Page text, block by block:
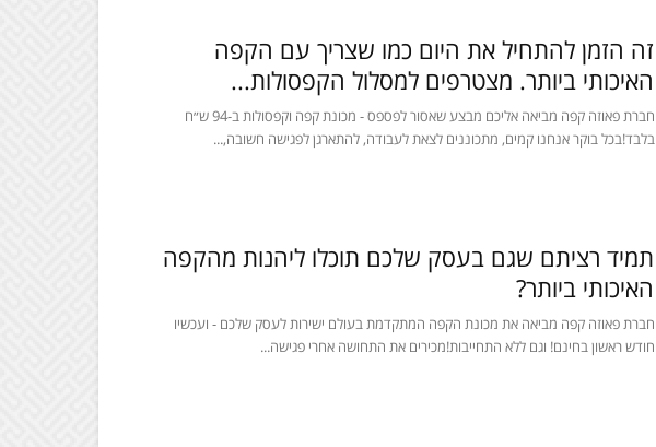
זה הזמן להתחיל את היום כמו שצריך עם הקפה
האיכותי ביותר. מצטרפים למסלול הקפסולות...
חברת פאוזה קפה מביאה אליכם מבצע שאסור לפספס - מכונת קפה וקפסולות ב-94 ש״ח
בלבד!בכל בוקר אנחנו קמים, מתכוננים לצאת לעבודה, להתארגן לפגישה חשובה,...
תמיד רציתם שגם בעסק שלכם תוכלו ליהנות מהקפה
האיכותי ביותר?
חברת פאוזה קפה מביאה את מכונת הקפה המתקדמת בעולם ישירות לעסק שלכם - ועכשיו
חודש ראשון בחינם! וגם ללא התחייבות!מכירים את התחושה אחרי פגישה...